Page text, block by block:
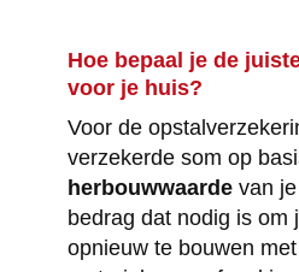
Hoe bepaal je de
voor je huis?
Voor de
verzekerde som op
herbouwwaardevan je
bedrag dat nodig is om
opnieuw te bouwen